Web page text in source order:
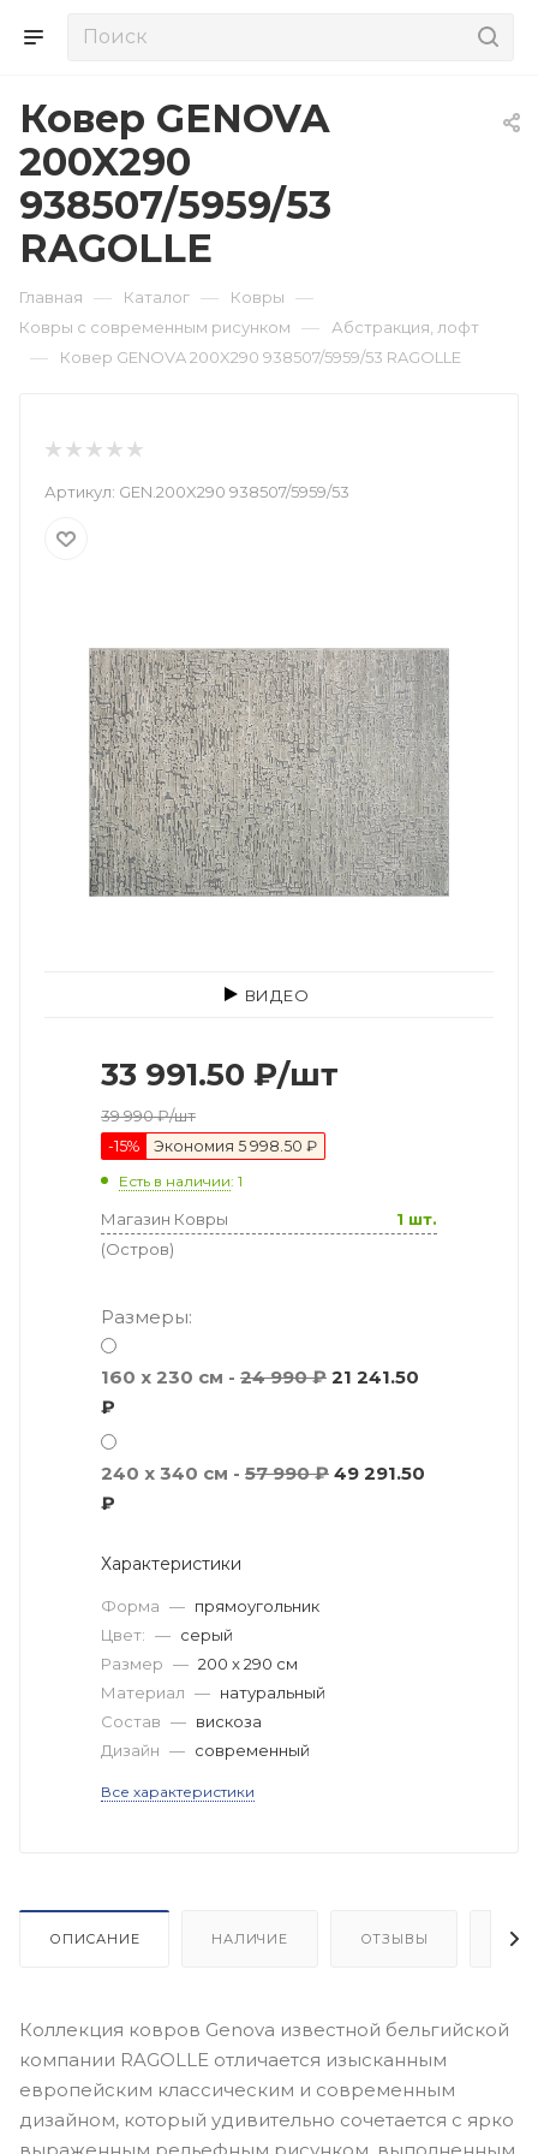
Ковер GENOVA
200X290
938507/5959/53
RAGOLLE
Главная — Каталог — Ковры —
Ковры с современным рисунком — Абстракция, лофт
— Ковер GENOVA 200X290 938507/5959/53 RAGOLLE
Артикул: GEN.200X290 938507/5959/53
ВИДЕО
33 991.50 ₽/шт
39 990₽/шт
-15% Экономия 5 998.50 ₽
Есть в наличии: 1
Магазин Ковры
(Остров)
1 шт.
Размеры:
160 x 230 см - 24 990 ₽ 21 241.50
₽
240 x 340 см - 57 990 ₽ 49 291.50
₽
Характеристики
Форма — прямоугольник
Цвет: — серый
Размер — 200 x 290 см
Материал — натуральный
Состав — вискоза
Дизайн — современный
Все характеристики
ОПИСАНИЕ НАЛИЧИЕ ОТЗЫВЫ
Коллекция ковров Genova известной бельгийской
компании RAGOLLE отличается изысканным
европейским классическим и современным
дизайном, который удивительно сочетается с ярко
выраженным рельефным рисунком, выполненным